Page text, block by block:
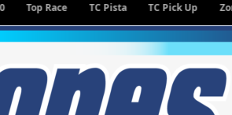
Top Race TC Pista TC Pick Up Zonales